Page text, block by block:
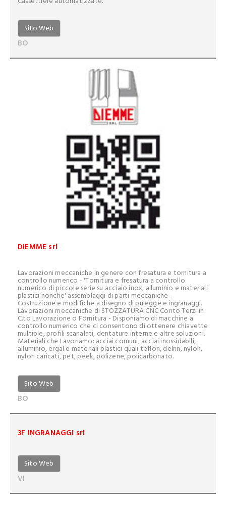
Sito Web
BO
DIEMME srl
Lavorazioni meccaniche in genere con fresatura e tornitura a
controllo numerico - 'Tornitura e fresatura a controllo
numerico di piccole serie su acciaio inox, alluminio e materiali
plastici nonche' assemblaggi di parti meccaniche -
Costruzione e modifiche a disegno di pulegge e ingranaggi.
Lavorazioni meccaniche di STOZZATURA CNC Conto Terzi in
C.to Lavorazione o Fornitura - Disponiamo di macchine a
controllo numerico che ci consentono di ottenere chiavette
multiple, profili scanalati, dentature interne e altre soluzioni.
Materiali che Lavoriamo: acciai comuni, acciai inossidabili,
alluminio, ergal e materiali plastici quali teflon, delrin, nylon,
nylon caricati, pet, peek, polizene, policarbonato.
Sito Web
BO
3F INGRANAGGI srl
Sito Web
VI